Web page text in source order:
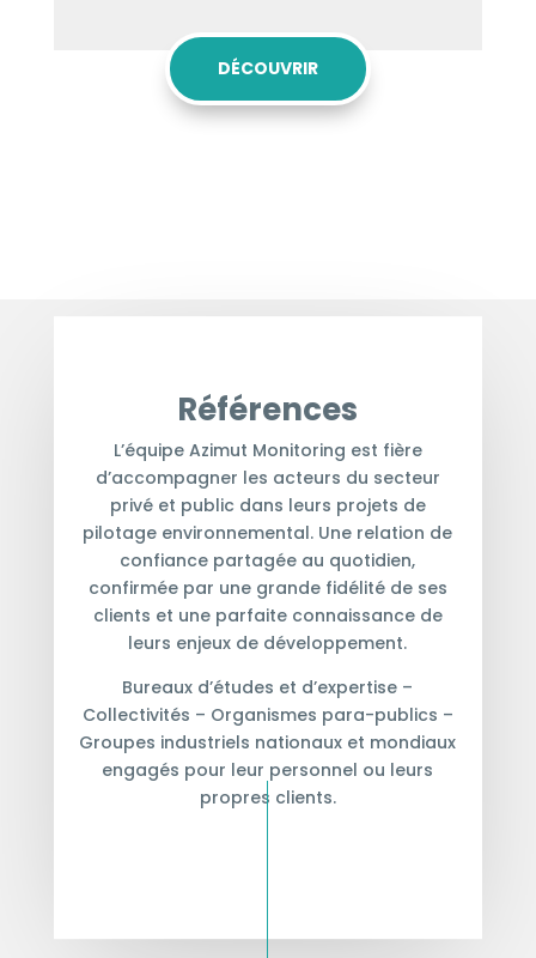
DÉCOUVRIR
Références
L’équipe Azimut Monitoring est fière
d’accompagner les acteurs du secteur
privé et public dans leurs projets de
pilotage environnemental. Une relation de
confiance partagée au quotidien,
confirmée par une grande fidélité de ses
clients et une parfaite connaissance de
leurs enjeux de développement.
Bureaux d’études et d’expertise –
Collectivités – Organismes para-publics –
Groupes industriels nationaux et mondiaux
engagés pour leur personnel ou leurs
propres clients.